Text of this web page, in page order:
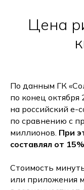
Цена
По данным ГК
по конец октября
на российский e-
по сравнению с
миллионов. При
составлял от
Стоимость
или приложения